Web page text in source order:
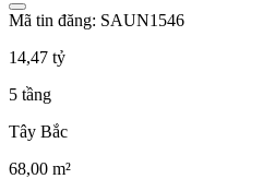
Mã tin đăng: SAUN1546
14,47 tỷ
5 tầng
Tây Bắc
68,00 m²